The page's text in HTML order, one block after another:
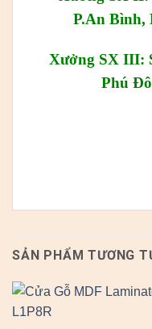
P.An Bình,
Xưởng SX III:
Phú
SẢN PHẨM TƯƠNG